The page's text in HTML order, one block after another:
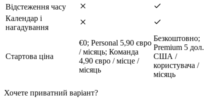
Відстеження часу
Календар і
нагадування
Стартова ціна
€0; Personal 5,90 євро
/ місяць; Команда
4,90 євро / місце /
місяць
Безкоштовно;
Premium 5 дол.
США /
користувача /
місяць
Хочете приватний варіант?